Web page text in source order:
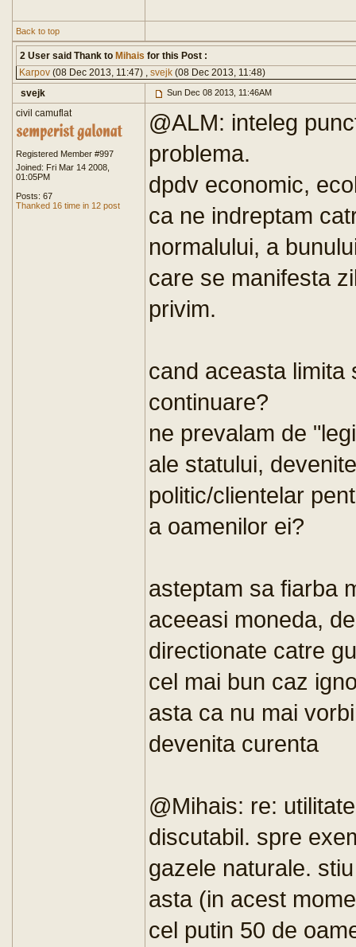
Back to top
2 User said Thank to Mihais for this Post :
Karpov (08 Dec 2013, 11:47) , svejk (08 Dec 2013, 11:48)
svejk
Sun Dec 08 2013, 11:46AM
civil camuflat
Registered Member #997
Joined: Fri Mar 14 2008,
01:05PM
Posts: 67
Thanked 16 time in 12 post
@ALM: inteleg
problema.
dpdv economic,
ca ne indreptam
normalului, a
care se manifesta
privim.
cand aceasta limita
continuare?
ne prevalam de
ale statului,
politic/clientelar
a oamenilor ei?
asteptam sa fiarba
aceeasi moneda,
directionate catre
cel mai bun caz
asta ca nu mai
devenita curenta
@Mihais: re:
discutabil. spre
gazele naturale.
asta (in acest
cel putin 50 de